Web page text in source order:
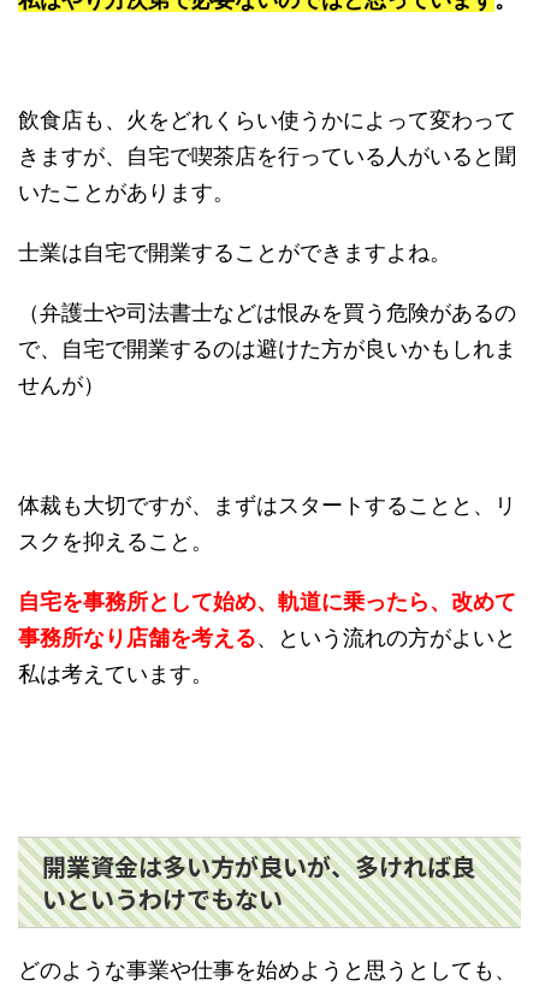
飲食店も、火をどれくらい使うかによって変わって
きますが、自宅で喫茶店を行っている人がいると聞
いたことがあります。
士業は自宅で開業することができますよね。
（弁護士や司法書士などは恨みを買う危険があるの
で、自宅で開業するのは避けた方が良いかもしれま
せんが）
体裁も大切ですが、まずはスタートすることと、リ
スクを抑えること。
自宅を事務所として始め、軌道に乗ったら、改めて
事務所なり店舗を考える、という流れの方がよいと
私は考えています。
開業資金は多い方が良いが、多ければ良
いというわけでもない
どのような事業や仕事を始めようと思うとしても、